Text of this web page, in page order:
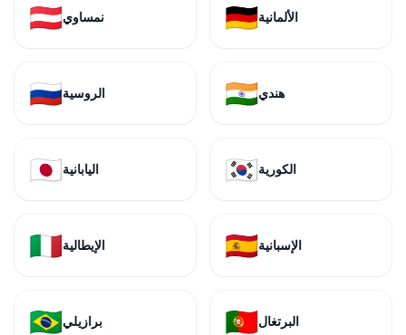
🇦🇹نمساوي 🇩🇪الألمانية
🇷🇺الروسية 🇮🇳هندي
🇯🇵اليابانية 🇰🇷الكورية
🇮🇹الإيطالية 🇪🇸الإسبانية
🇧🇷برازيلي 🇵🇹البرتغال